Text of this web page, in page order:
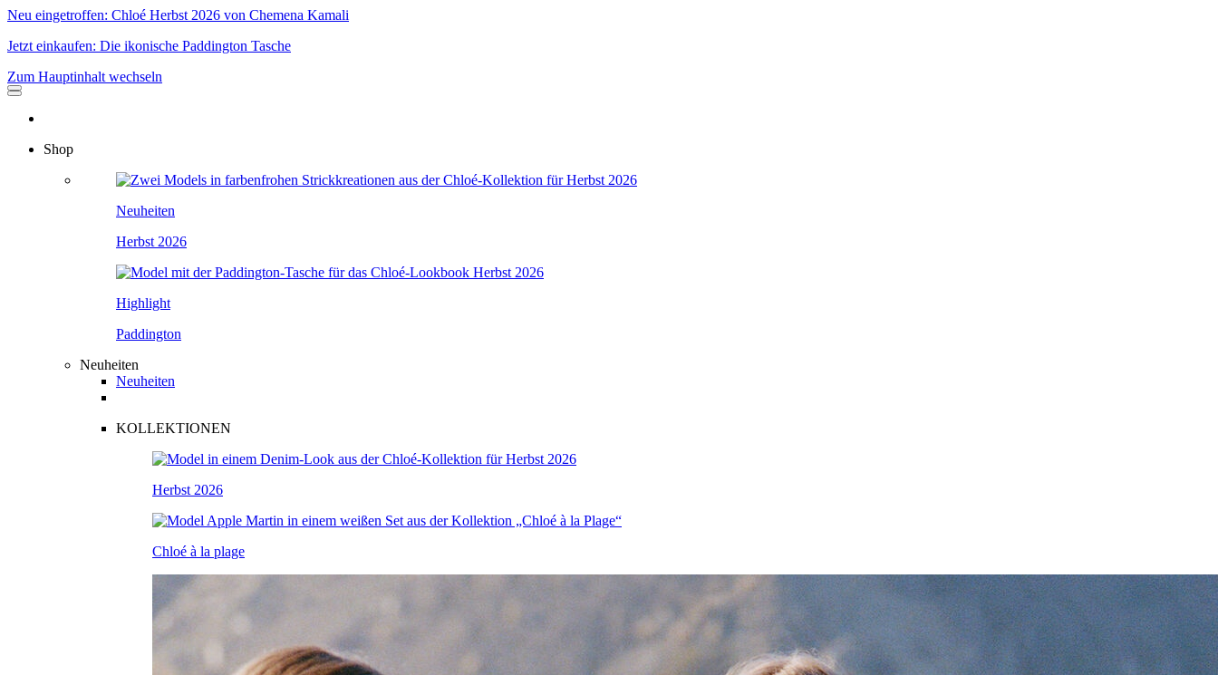
Neu eingetroffen: Chloé Herbst 2026 von Chemena Kamali
Jetzt einkaufen: Die ikonische Paddington Tasche
Zum Hauptinhalt wechseln
Shop
Neuheiten
Herbst 2026
Highlight
Paddington
Neuheiten
Neuheiten
KOLLEKTIONEN
Herbst 2026
Chloé à la plage